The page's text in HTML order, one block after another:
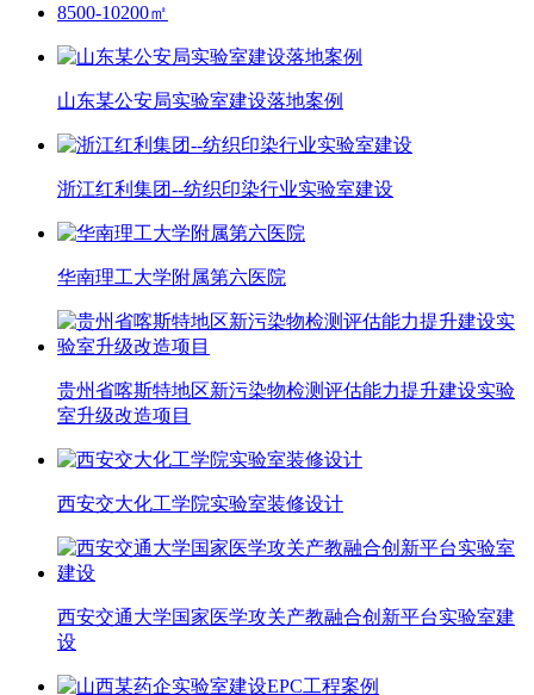
8500-10200㎡
山东某公安局实验室建设落地案例
浙江红利集团--纺织印染行业实验室建设
华南理工大学附属第六医院
贵州省喀斯特地区新污染物检测评估能力提升建设实验
室升级改造项目
西安交大化工学院实验室装修设计
西安交通大学国家医学攻关产教融合创新平台实验室建
设